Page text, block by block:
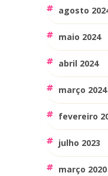
agosto
maio 2024
abril 2024
março 2024
fevereiro
julho 2023
março 2020